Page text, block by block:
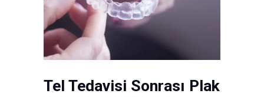
Tel Tedavisi Sonrası Plak